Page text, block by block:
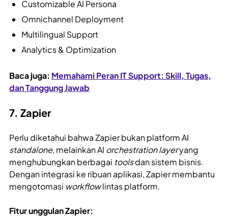
Customizable AI Persona
Omnichannel Deployment
Multilingual Support
Analytics & Optimization
Baca juga: Memahami Peran IT Support: Skill, Tugas,
dan Tanggung Jawab
7. Zapier
Perlu diketahui bahwa Zapier bukan platform AI
standalone, melainkan AI orchestration layeryang
menghubungkan berbagai toolsdan sistem bisnis.
Dengan integrasi ke ribuan aplikasi, Zapier membantu
mengotomasi workflowlintas platform.
Fitur unggulan Zapier: